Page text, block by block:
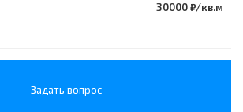
30000 ₽/кв.м
Задать вопрос